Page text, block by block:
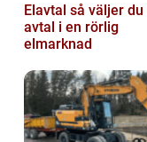
Elavtal så väljer du rätt
avtal i en rörlig
elmarknad